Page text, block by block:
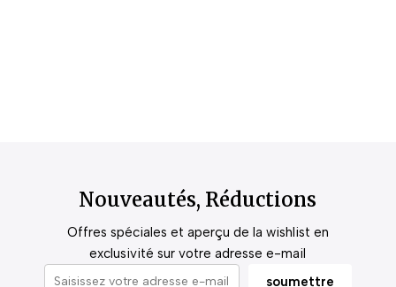
Nouveautés, Réductions
Offres spéciales et aperçu de la wishlist en
exclusivité sur votre adresse e-mail